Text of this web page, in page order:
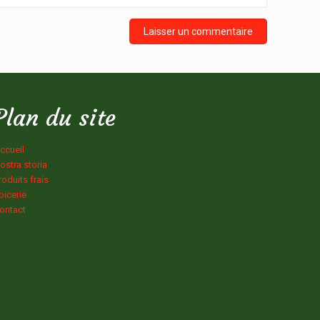
du site
storia
frais